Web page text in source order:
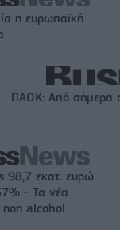
η ευρωπαϊκή
ΠΑΟΚ: Από σήμερα
98,7 εκατ. ευρώ
- Τα νέα
non alcohol